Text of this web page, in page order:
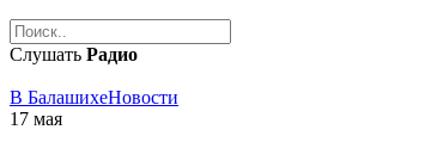
Слушать Радио
В БалашихеНовости
17 мая